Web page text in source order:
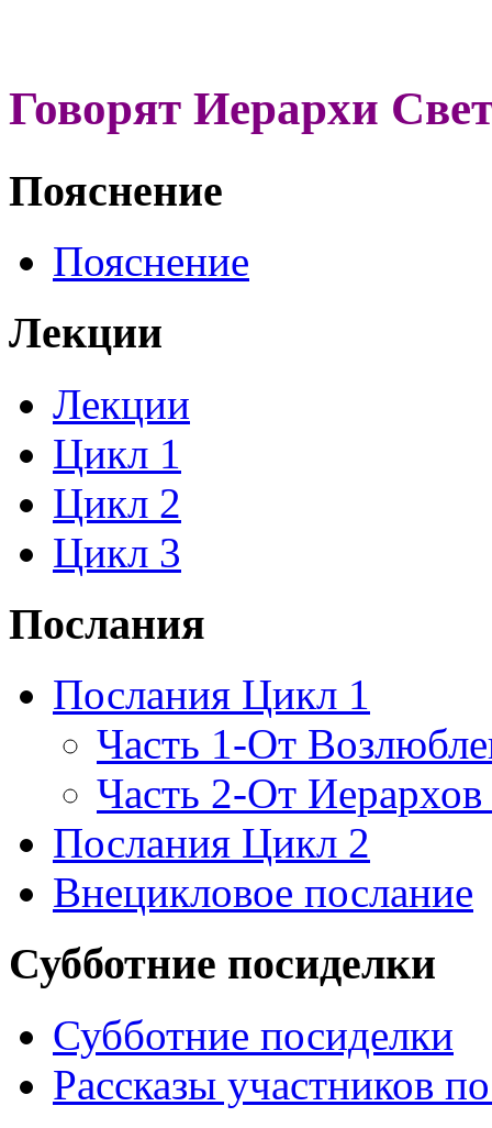
Говорят Иерархи
Пояснение
Пояснение
Лекции
Лекции
Цикл 1
Цикл 2
Цикл 3
Послания
Послания Цикл 1
Часть 1-От
Часть 2-От
Послания Цикл 2
Внецикловое послание
Субботние посиделки
Субботние посиделки
Рассказы участников